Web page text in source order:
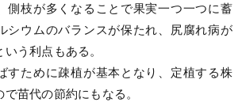
側枝が多くなることで果実一つ一つに蓄
シウムのバランスが保たれ、尻腐れ病が
う利点もある。
すために疎植が基本となり、定植する株
苗代の節約にもなる。